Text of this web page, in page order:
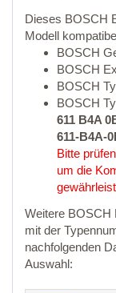
Dieses BOSCH
Modell
BOSCH
BOSCH
BOSCH
BOSCH
611 B4A
611-B4A-
Bitte
um die
Weitere BOSCH
mit der
nachfolgenden
Auswahl: